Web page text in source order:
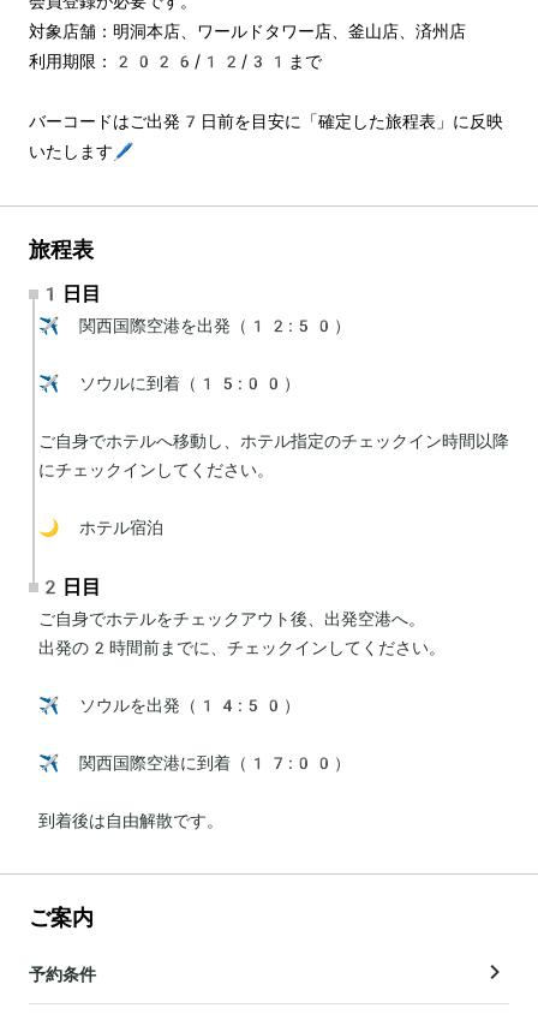
対象店舗：明洞本店、ワールドタワー店、釜山店、済州店
利用期限：2026/12/31まで
バーコードはご出発7日前を目安に「確定した旅程表」に反映
いたします🖊️
旅程表
1日目
✈️ 関西国際空港を出発（12:50）
✈️ ソウルに到着（15:00）
ご自身でホテルへ移動し、ホテル指定のチェックイン時間以降
にチェックインしてください。
🌙 ホテル宿泊
2日目
ご自身でホテルをチェックアウト後、出発空港へ。
出発の2時間前までに、チェックインしてください。
✈️ ソウルを出発（14:50）
✈️ 関西国際空港に到着（17:00）
到着後は自由解散です。
ご案内
予約条件